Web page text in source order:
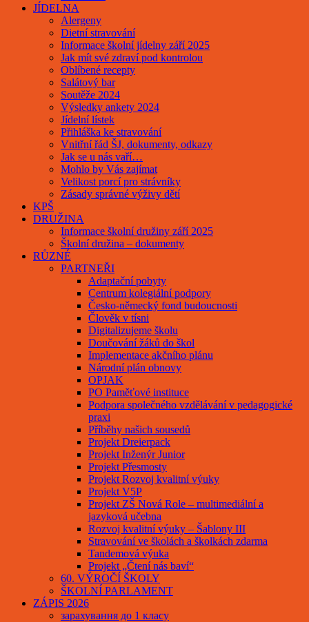
JÍDELNA
Alergeny
Dietní stravování
Informace školní jídelny září 2025
Jak mít své zdraví pod kontrolou
Oblíbené recepty
Salátový bar
Soutěže 2024
Výsledky ankety 2024
Jídelní lístek
Přihláška ke stravování
Vnitřní řád ŠJ, dokumenty, odkazy
Jak se u nás vaří…
Mohlo by Vás zajímat
Velikost porcí pro strávníky
Zásady správné výživy dětí
KPŠ
DRUŽINA
Informace školní družiny září 2025
Školní družina – dokumenty
RŮZNÉ
PARTNEŘI
Adaptační pobyty
Centrum kolegiální podpory
Česko-německý fond budoucnosti
Člověk v tísni
Digitalizujeme školu
Doučování žáků do škol
Implementace akčního plánu
Národní plán obnovy
OPJAK
PO Paměťové instituce
Podpora společného vzdělávání v pedagogické
praxi
Příběhy našich sousedů
Projekt Dreierpack
Projekt Inženýr Junior
Projekt Přesmosty
Projekt Rozvoj kvalitní výuky
Projekt V5P
Projekt ZŠ Nová Role – multimediální a
jazyková učebna
Rozvoj kvalitní výuky – Šablony III
Stravování ve školách a školkách zdarma
Tandemová výuka
Projekt „Čtení nás baví“
60. VÝROČÍ ŠKOLY
ŠKOLNÍ PARLAMENT
ZÁPIS 2026
зарахування до 1 класу